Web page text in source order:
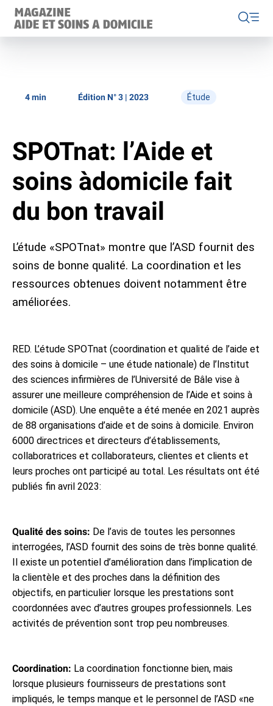
Home
Éditions
Rubriques
News
Dossier
Projets
Aide et soins à domicile Suisse
Étude
«Aperçu»
Conseil média
Care@Home 2040
À propos du Magazine ASD
Place de marché
Données médiatiques
4 min Édition N° 3 | 2023 Étude
SPOTnat: l’Aide et
soins àdomicile fait
du bon travail
L’étude «SPOTnat» montre que l’ASD fournit des
soins de bonne qualité. La coordination et les
ressources obtenues doivent notamment être
améliorées.
RED. L’étude SPOTnat (coordination et qualité de l’aide et
des soins à domicile – une étude nationale) de l’Institut
des sciences infirmières de l’Université de Bâle vise à
assurer une meilleure compréhension de l’Aide et soins à
domicile (ASD). Une enquête a été menée en 2021 auprès
de 88 organisations d’aide et de soins à domicile. Environ
6000 directrices et directeurs d’établissements,
collaboratrices et collaborateurs, clientes et clients et
leurs proches ont participé au total. Les résultats ont été
publiés fin avril 2023:
Qualité des soins: De l’avis de toutes les personnes
interrogées, l’ASD fournit des soins de très bonne qualité.
Il existe un potentiel d’amélioration dans l’implication de
la clientèle et des proches dans la définition des
objectifs, en particulier lorsque les prestations sont
coordonnées avec d’autres groupes professionnels. Les
activités de prévention sont trop peu nombreuses.
Coordination: La coordination fonctionne bien, mais
lorsque plusieurs fournisseurs de prestations sont
impliqués, le temps manque et le personnel de l’ASD «ne